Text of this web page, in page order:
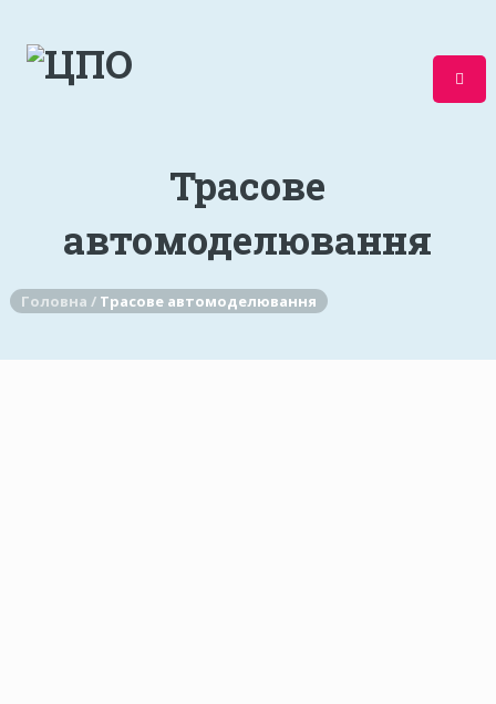
Трасове
автомоделювання
Головна / Трасове автомоделювання